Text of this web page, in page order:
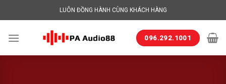
to
LUÔN ĐỒNG HÀNH CÙNG KHÁCH HÀNG
096.292.1001